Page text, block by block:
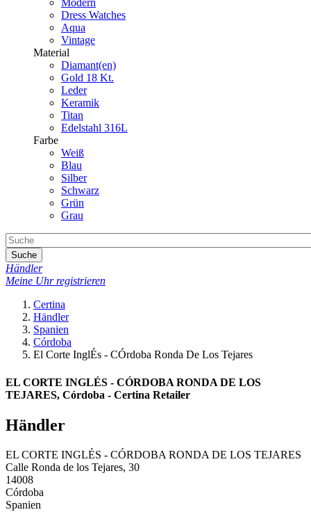
Modern
Dress Watches
Aqua
Vintage
Material
Diamant(en)
Gold 18 Kt.
Leder
Keramik
Titan
Edelstahl 316L
Farbe
Weiß
Blau
Silber
Schwarz
Grün
Grau
Suche
Händler
Meine Uhr registrieren
Certina
Händler
Spanien
Córdoba
El Corte InglÉs - CÓrdoba Ronda De Los Tejares
EL CORTE INGLÉS - CÓRDOBA RONDA DE LOS
TEJARES, Córdoba - Certina Retailer
Händler
EL CORTE INGLÉS - CÓRDOBA RONDA DE LOS TEJARES
Calle Ronda de los Tejares, 30
14008
Córdoba
Spanien